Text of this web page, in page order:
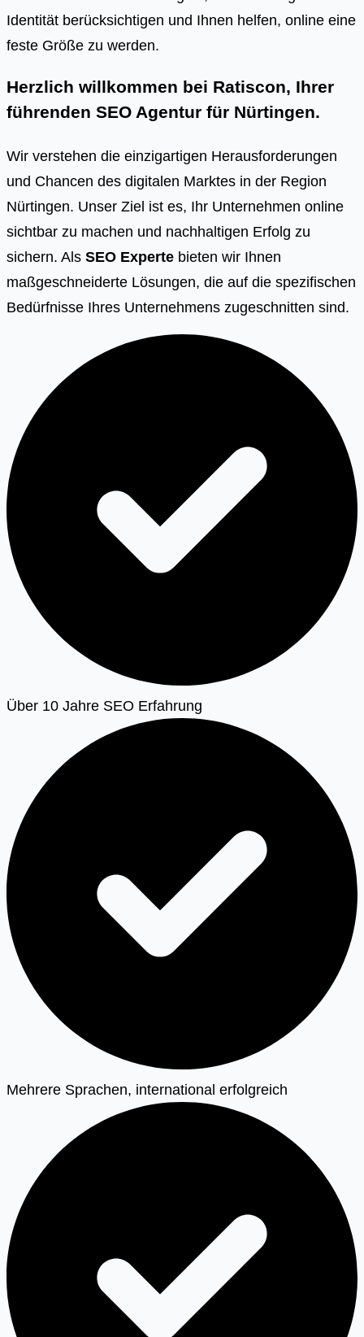
Identität berücksichtigen und Ihnen helfen, online eine
feste Größe zu werden.
Herzlich willkommen bei Ratiscon, Ihrer
führenden SEO Agentur für Nürtingen.
Wir verstehen die einzigartigen Herausforderungen
und Chancen des digitalen Marktes in der Region
Nürtingen. Unser Ziel ist es, Ihr Unternehmen online
sichtbar zu machen und nachhaltigen Erfolg zu
sichern. Als SEO Experte bieten wir Ihnen
maßgeschneiderte Lösungen, die auf die spezifischen
Bedürfnisse Ihres Unternehmens zugeschnitten sind.
Über 10 Jahre SEO Erfahrung
Mehrere Sprachen, international erfolgreich